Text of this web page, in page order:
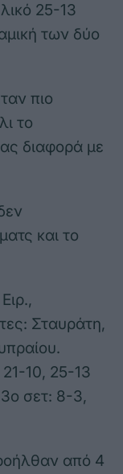
25-13
των δύο
πιο
το
διαφορά με
και το
Σταυράτη,
10, 25-13
σετ: 8-3,
από 4